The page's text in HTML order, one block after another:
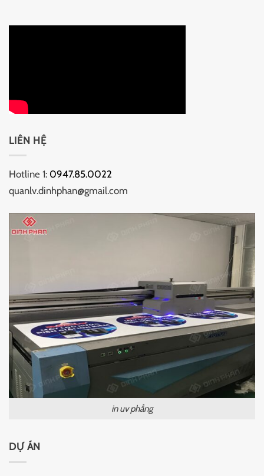
LIÊN HỆ
Hotline 1: 0947.85.0022
quanlv.dinhphan@gmail.com
in uv phẳng
DỰ ÁN